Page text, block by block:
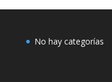
No hay categorías